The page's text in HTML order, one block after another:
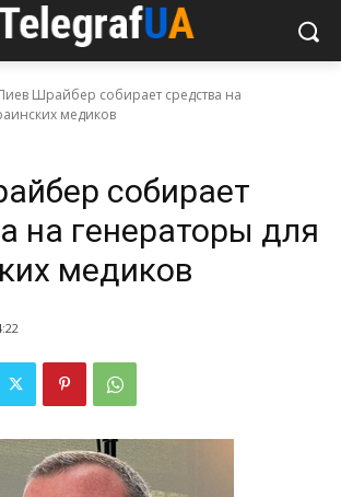
Шрайбер собирает средства на
медиков
собирает
на генераторы для
медиков